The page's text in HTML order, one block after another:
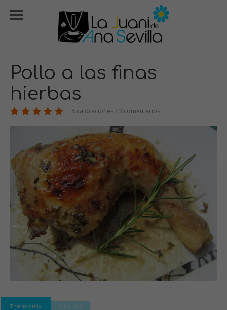
Pollo a las finas
hierbas
8 valoraciones / 3 comentarios
Thermomix Olla GM